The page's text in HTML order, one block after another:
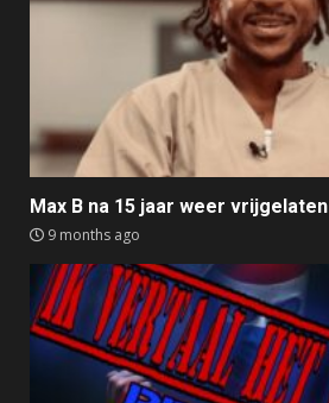
Max B na 15 jaar weer vrijgelaten
9 months ago